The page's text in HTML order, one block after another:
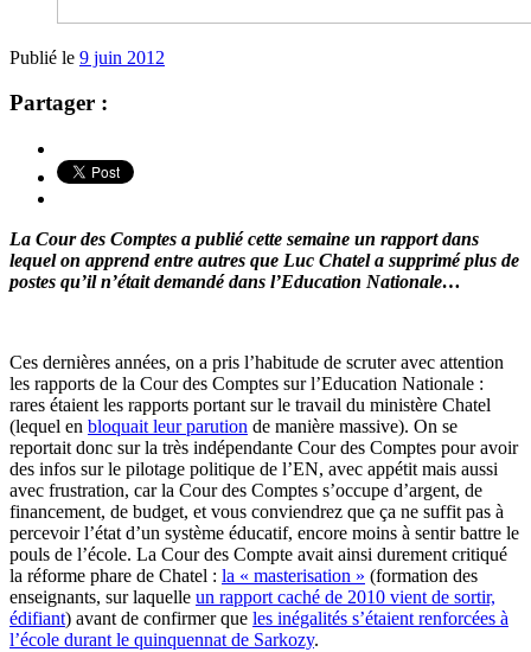
Publié le 9 juin 2012
Partager :
La Cour des Comptes a publié cette semaine un rapport dans
lequel on apprend entre autres que Luc Chatel a supprimé plus de
postes qu’il n’était demandé dans l’Education Nationale…
Ces dernières années, on a pris l’habitude de scruter avec attention
les rapports de la Cour des Comptes sur l’Education Nationale :
rares étaient les rapports portant sur le travail du ministère Chatel
(lequel en bloquait leur parution de manière massive). On se
reportait donc sur la très indépendante Cour des Comptes pour avoir
des infos sur le pilotage politique de l’EN, avec appétit mais aussi
avec frustration, car la Cour des Comptes s’occupe d’argent, de
financement, de budget, et vous conviendrez que ça ne suffit pas à
percevoir l’état d’un système éducatif, encore moins à sentir battre le
pouls de l’école. La Cour des Compte avait ainsi durement critiqué
la réforme phare de Chatel : la « masterisation » (formation des
enseignants, sur laquelle un rapport caché de 2010 vient de sortir,
édifiant) avant de confirmer que les inégalités s’étaient renforcées à
l’école durant le quinquennat de Sarkozy.